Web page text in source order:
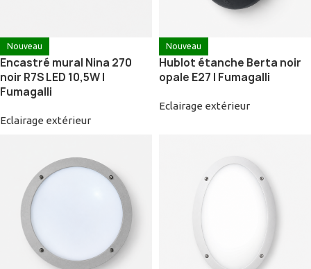
Nouveau
Encastré mural Nina 270
noir R7S LED 10,5W |
Fumagalli
Eclairage extérieur
Nouveau
Hublot étanche Berta noir
opale E27 | Fumagalli
Eclairage extérieur